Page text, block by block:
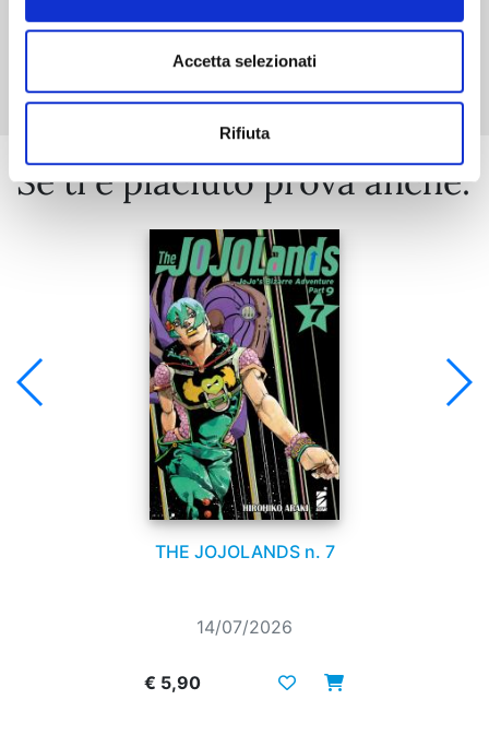
Accetta selezionati
Rifiuta
Se ti è piaciuto prova anche:
THE JOJOLANDS n. 7
14/07/2026
€ 5,90